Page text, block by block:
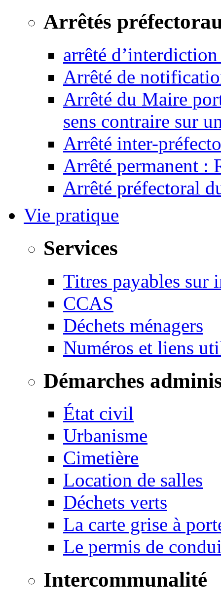
Arrêtés
arrêté
Arrêté de
Arrêté du Maire
sens contraire sur
Arrêté inter-
Arrêté permanent :
Arrêté préfectoral
Vie pratique
Services
Titres payables sur
CCAS
Déchets ménagers
Numéros et liens
Démarches
État civil
Urbanisme
Cimetière
Location de salles
Déchets verts
La carte grise à
Le permis de
Intercommunalité